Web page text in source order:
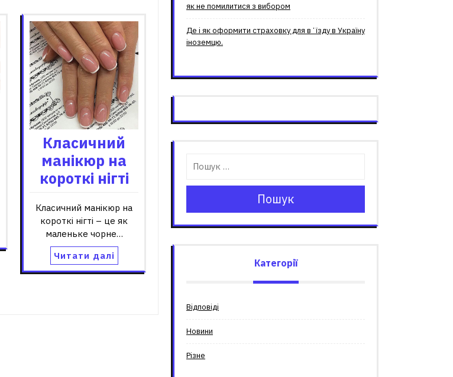
Класичний
манікюр на
короткі нігті
Класичний манікюр на
короткі нігті – це як
маленьке чорне…
Читати далі
як не помилитися з вибором
Де і як оформити страховку для вʼїзду в Україну
іноземцю.
Пошук
Категорії
Відповіді
Новини
Різне